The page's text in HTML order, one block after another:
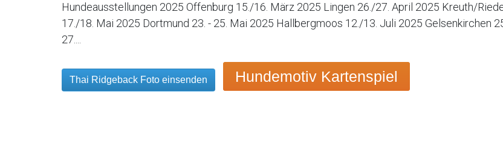
Hundeausstellungen 2025 Offenburg 15./16. März 2025 Lingen 26./27. April 2025 Kreuth/
17./18. Mai 2025 Dortmund 23. - 25. Mai 2025 Hallbergmoos 12./13. Juli 2025 Gelsenkirchen
27....
Thai Ridgeback Foto einsenden Hundemotiv Kartenspiel